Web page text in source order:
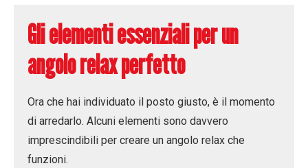
Gli elementi essenziali per un
angolo relax perfetto
Ora che hai individuato il posto giusto, è il momento
di arredarlo. Alcuni elementi sono davvero
imprescindibili per creare un angolo relax che
funzioni.